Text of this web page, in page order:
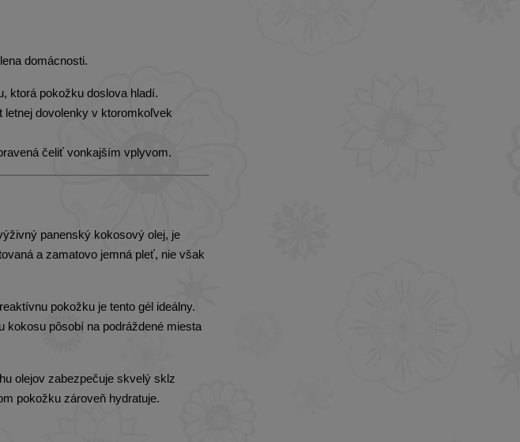
domácnosti.
ktorá pokožku doslova hladí.
dovolenky v ktoromkoľvek
čeliť vonkajším vplyvom.
panenský kokosový olej, je
a zamatovo jemná pleť, nie však
pokožku je tento gél ideálny.
kokosu pôsobí na podráždené miesta
olejov zabezpečuje skvelý sklz
pokožku zároveň hydratuje.